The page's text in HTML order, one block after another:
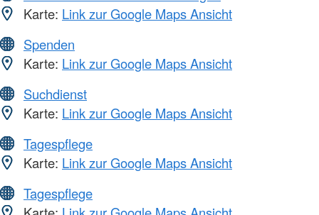
Karte: Link zur Google Maps Ansicht
Spenden
Karte: Link zur Google Maps Ansicht
Suchdienst
Karte: Link zur Google Maps Ansicht
Tagespflege
Karte: Link zur Google Maps Ansicht
Tagespflege